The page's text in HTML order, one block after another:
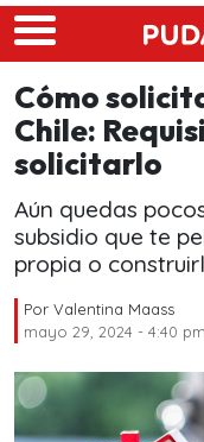
Skip to main content
Cómo
Chile:
solicitarlo
Aún quedas
subsidio que te
propia o
Por Valentina Maass
mayo 29, 2024 - 4:40 pm